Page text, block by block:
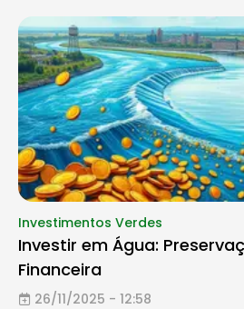
Investimentos Verdes
Investir em Água:
Financeira
26/11/2025 - 12:58